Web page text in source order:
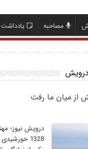
مصاحبه یادداشت
میان ما رفت
درویش نیوز؛
1328